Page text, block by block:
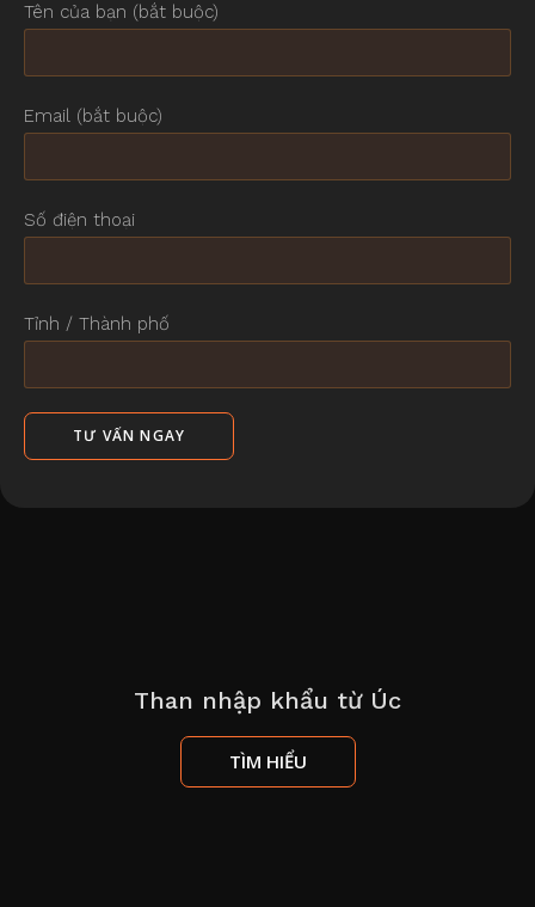
Tên của bạn (bắt buộc)
Email (bắt buộc)
Số điện thoại
Tỉnh / Thành phố
Than nhập khẩu từ Úc
TÌM HIỂU